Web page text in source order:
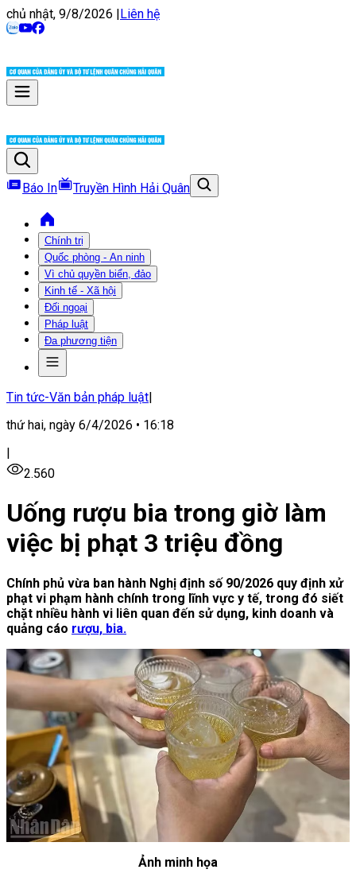
chủ nhật, 9/8/2026 |Liên hệ
Báo In Truyền Hình Hải Quân
Chính trị
Quốc phòng - An ninh
Vì chủ quyền biển, đảo
Kinh tế - Xã hội
Đối ngoại
Pháp luật
Đa phương tiện
Tin tức-Văn bản pháp luật|
thứ hai, ngày 6/4/2026 • 16:18
|
2.560
Uống rượu bia trong giờ làm
việc bị phạt 3 triệu đồng
Chính phủ vừa ban hành Nghị định số 90/2026 quy định xử
phạt vi phạm hành chính trong lĩnh vực y tế, trong đó siết
chặt nhiều hành vi liên quan đến sử dụng, kinh doanh và
quảng cáo rượu, bia.
Ảnh minh họa